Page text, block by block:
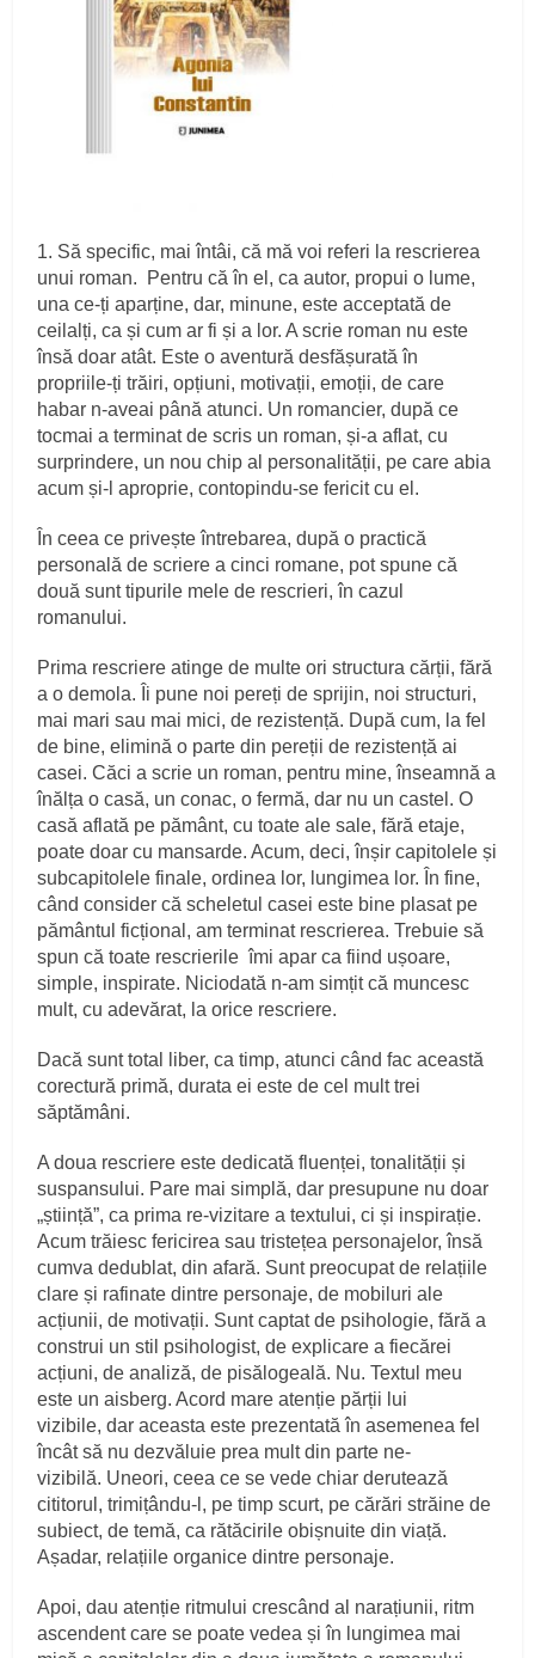
1. Să specific, mai întâi, că mă voi referi la rescrierea
unui roman. Pentru că în el, ca autor, propui o lume,
una ce-ți aparține, dar, minune, este acceptată de
ceilalți, ca și cum ar fi și a lor. A scrie roman nu este
însă doar atât. Este o aventură desfășurată în
propriile-ți trăiri, opțiuni, motivații, emoții, de care
habar n-aveai până atunci. Un romancier, după ce
tocmai a terminat de scris un roman, și-a aflat, cu
surprindere, un nou chip al personalității, pe care abia
acum și-l aproprie, contopindu-se fericit cu el.
În ceea ce privește întrebarea, după o practică
personală de scriere a cinci romane, pot spune că
două sunt tipurile mele de rescrieri, în cazul
romanului.
Prima rescriere atinge de multe ori structura cărții, fără
a o demola. Îi pune noi pereți de sprijin, noi structuri,
mai mari sau mai mici, de rezistență. După cum, la fel
de bine, elimină o parte din pereții de rezistență ai
casei. Căci a scrie un roman, pentru mine, înseamnă a
înălța o casă, un conac, o fermă, dar nu un castel. O
casă aflată pe pământ, cu toate ale sale, fără etaje,
poate doar cu mansarde. Acum, deci, înșir capitolele și
subcapitolele finale, ordinea lor, lungimea lor. În fine,
când consider că scheletul casei este bine plasat pe
pământul ficțional, am terminat rescrierea. Trebuie să
spun că toate rescrierile îmi apar ca fiind ușoare,
simple, inspirate. Niciodată n-am simțit că muncesc
mult, cu adevărat, la orice rescriere.
Dacă sunt total liber, ca timp, atunci când fac această
corectură primă, durata ei este de cel mult trei
săptămâni.
A doua rescriere este dedicată fluenței, tonalității și
suspansului. Pare mai simplă, dar presupune nu doar
„știință”, ca prima re-vizitare a textului, ci și inspirație.
Acum trăiesc fericirea sau tristețea personajelor, însă
cumva dedublat, din afară. Sunt preocupat de relațiile
clare și rafinate dintre personaje, de mobiluri ale
acțiunii, de motivații. Sunt captat de psihologie, fără a
construi un stil psihologist, de explicare a fiecărei
acțiuni, de analiză, de pisălogeală. Nu. Textul meu
este un aisberg. Acord mare atenție părții lui
vizibile, dar aceasta este prezentată în asemenea fel
încât să nu dezvăluie prea mult din parte ne-
vizibilă. Uneori, ceea ce se vede chiar derutează
cititorul, trimițându-l, pe timp scurt, pe cărări străine de
subiect, de temă, ca rătăcirile obișnuite din viață.
Așadar, relațiile organice dintre personaje.
Apoi, dau atenție ritmului crescând al narațiunii, ritm
ascendent care se poate vedea și în lungimea mai